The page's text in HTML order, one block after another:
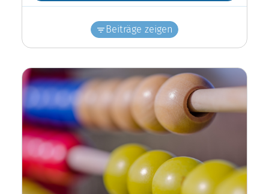
Beiträge zeigen